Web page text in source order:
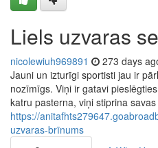
Liels uzvaras
nicolewiuh969891 273 days
Jauni un izturīgi sportisti jau ir
nozīmīgs. Viņi ir gatavi
katru pasterna, viņi stiprina
https://
uzvaras-brīnums